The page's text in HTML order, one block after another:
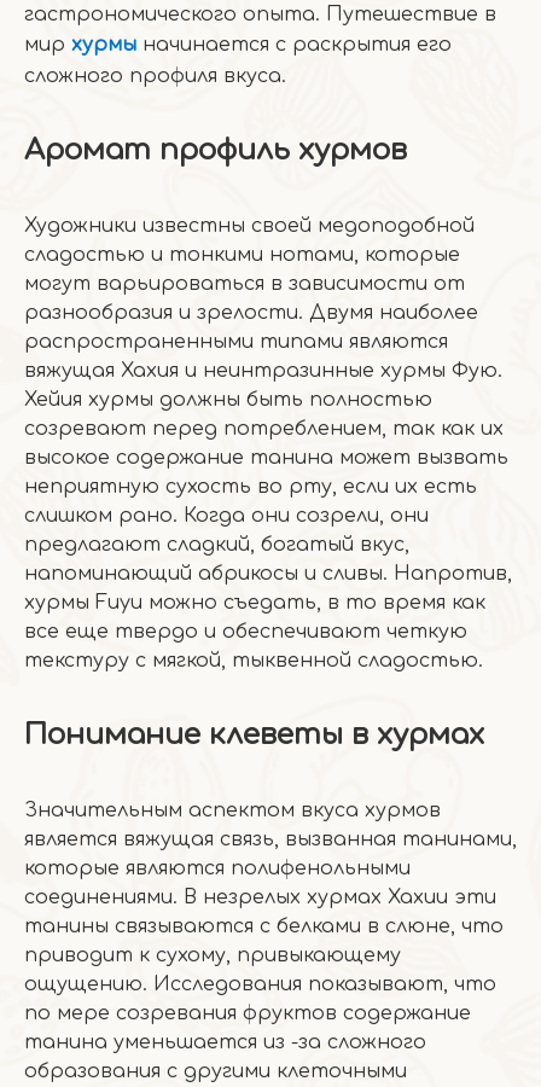
гастрономического опыта. Путешествие в
мир хурмы начинается с раскрытия его
сложного профиля вкуса.
Аромат профиль хурмов
Художники известны своей медоподобной
сладостью и тонкими нотами, которые
могут варьироваться в зависимости от
разнообразия и зрелости. Двумя наиболее
распространенными типами являются
вяжущая Хахия и неинтразинные хурмы Фую.
Хейия хурмы должны быть полностью
созревают перед потреблением, так как их
высокое содержание танина может вызвать
неприятную сухость во рту, если их есть
слишком рано. Когда они созрели, они
предлагают сладкий, богатый вкус,
напоминающий абрикосы и сливы. Напротив,
хурмы Fuyu можно съедать, в то время как
все еще твердо и обеспечивают четкую
текстуру с мягкой, тыквенной сладостью.
Понимание клеветы в хурмах
Значительным аспектом вкуса хурмов
является вяжущая связь, вызванная танинами,
которые являются полифенольными
соединениями. В незрелых хурмах Хахии эти
танины связываются с белками в слюне, что
приводит к сухому, привыкающему
ощущению. Исследования показывают, что
по мере созревания фруктов содержание
танина уменьшается из -за сложного
образования с другими клеточными